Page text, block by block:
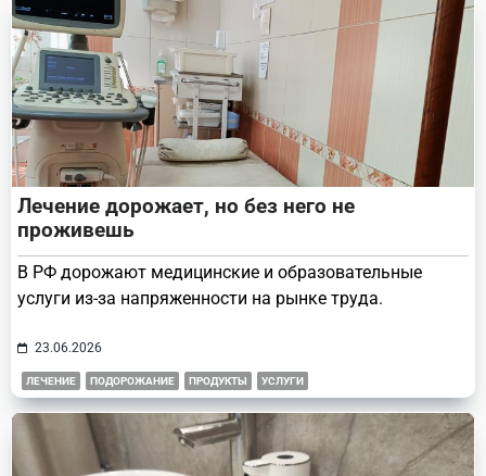
Лечение дорожает, но без него не
проживешь
В РФ дорожают медицинские и образовательные
услуги из-за напряженности на рынке труда.
23.06.2026
ЛЕЧЕНИЕ ПОДОРОЖАНИЕ ПРОДУКТЫ УСЛУГИ